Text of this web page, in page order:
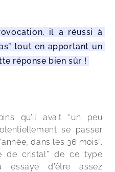
il a réussi à
tout en apportant un
réponse bien sûr !
qu’il avait “un peu
se passer
dans les 36 mois”.
de cristal” de ce type
essayé d’être assez